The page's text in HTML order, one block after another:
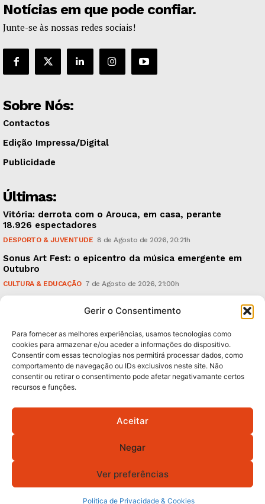
Gerir o Consentimento
Para fornecer as melhores experiências, usamos tecnologias como
cookies para armazenar e/ou aceder a informações do dispositivo.
Consentir com essas tecnologias nos permitirá processar dados, como
comportamento de navegação ou IDs exclusivos neste site. Não
consentir ou retirar o consentimento pode afetar negativamante certos
recursos e funções.
Aceitar
Negar
Ver preferências
Política de Privacidade & Cookies
Notícias em que pode confiar.
Junte-se às nossas redes sociais!
Sobre Nós:
Contactos
Edição Impressa/Digital
Publicidade
Últimas:
Vitória: derrota com o Arouca, em casa, perante
18.926 espectadores
DESPORTO & JUVENTUDE 8 de Agosto de 2026, 20:21h
Sonus Art Fest: o epicentro da música emergente em
Outubro
CULTURA & EDUCAÇÃO 7 de Agosto de 2026, 21:00h
Subscreva Newsletter:
QUERO ADERIR
Política de Privacidade
© 2026 GA! Todos os direitos reservados.